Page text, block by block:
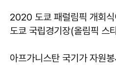
2020 도쿄 패럴림픽 개회
도쿄 국립경기장(올림픽 스
아프가니스탄 국기가 자원